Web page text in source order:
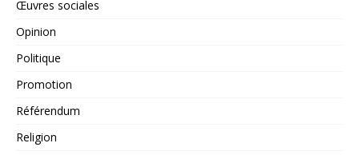
Œuvres sociales
Opinion
Politique
Promotion
Référendum
Religion